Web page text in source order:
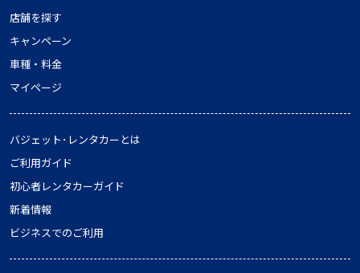
店舗を探す
キャンペーン
車種・料金
マイページ
バジェット･レンタカーとは
ご利用ガイド
初心者レンタカーガイド
新着情報
ビジネスでのご利用